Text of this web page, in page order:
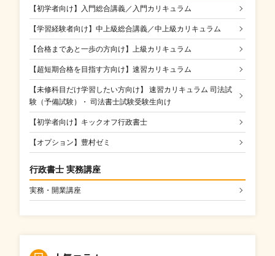
【初学者向け】入門総合講義／入門カリキュラム
【学習経験者向け】中上級総合講義／中上級カリキュラム
【合格まであと一歩の方向け】上級カリキュラム
【超短期合格を目指す方向け】速習カリキュラム
【未修科目だけ学習したい方向け】 速習カリキュラム 司法試
験（予備試験）・ 司法書士試験受験生向け
【初学者向け】キックオフ行政書士
【オプション】豊村ゼミ
行政書士 実務講座
実務・開業講座